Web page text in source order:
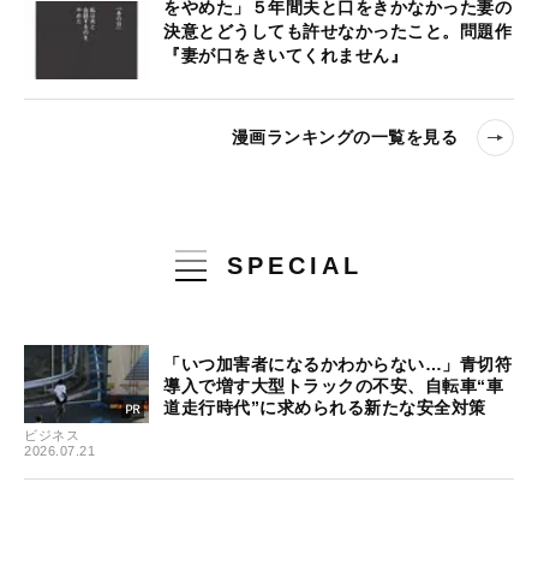
をやめた」５年間夫と口をきかなかった妻の
決意とどうしても許せなかったこと。問題作
『妻が口をきいてくれません』
漫画ランキングの一覧を見る
SPECIAL
ビジネス
2026.07.21
「いつ加害者になるかわからない…」青切符
導入で増す大型トラックの不安、自転車“車
道走行時代”に求められる新たな安全対策